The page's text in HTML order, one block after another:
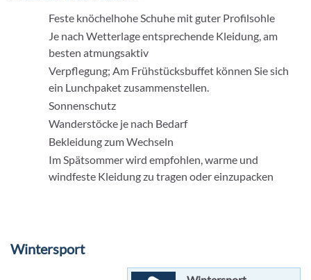
Feste knöchelhohe Schuhe mit guter Profilsohle
Je nach Wetterlage entsprechende Kleidung, am
besten atmungsaktiv
Verpflegung; Am Frühstücksbuffet können Sie sich
ein Lunchpaket zusammenstellen.
Sonnenschutz
Wanderstöcke je nach Bedarf
Bekleidung zum Wechseln
Im Spätsommer wird empfohlen, warme und
windfeste Kleidung zu tragen oder einzupacken
Wintersport